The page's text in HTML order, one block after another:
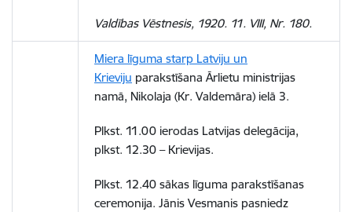
Valdības Vēstnesis, 1920. 11. VIII, Nr. 180.
Miera līguma starp Latviju un
Krieviju parakstīšana Ārlietu ministrijas
namā, Nikolaja (Kr. Valdemāra) ielā 3.
Plkst. 11.00 ierodas Latvijas delegācija,
plkst. 12.30 – Krievijas.
Plkst. 12.40 sākas līguma parakstīšanas
ceremonija. Jānis Vesmanis pasniedz